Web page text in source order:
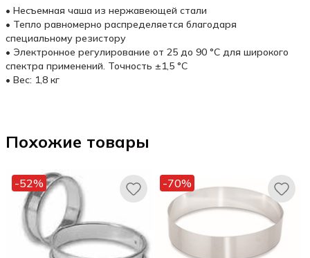
• Несъемная чаша из нержавеющей стали
• Тепло равномерно распределяется благодаря
специальному резистору
• Электронное регулирование от 25 до 90 °C для широкого
спектра применений. Точность ±1,5 °C
• Вес: 1,8 кг
Похожие товары
-52% -70%